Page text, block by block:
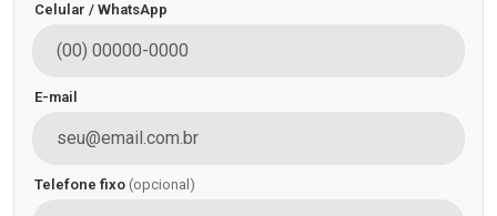
Celular / WhatsApp
E-mail
Telefone fixo (opcional)